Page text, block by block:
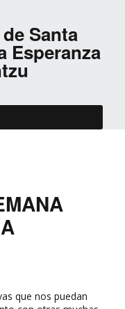
Santa
Esperanza
que nos puedan